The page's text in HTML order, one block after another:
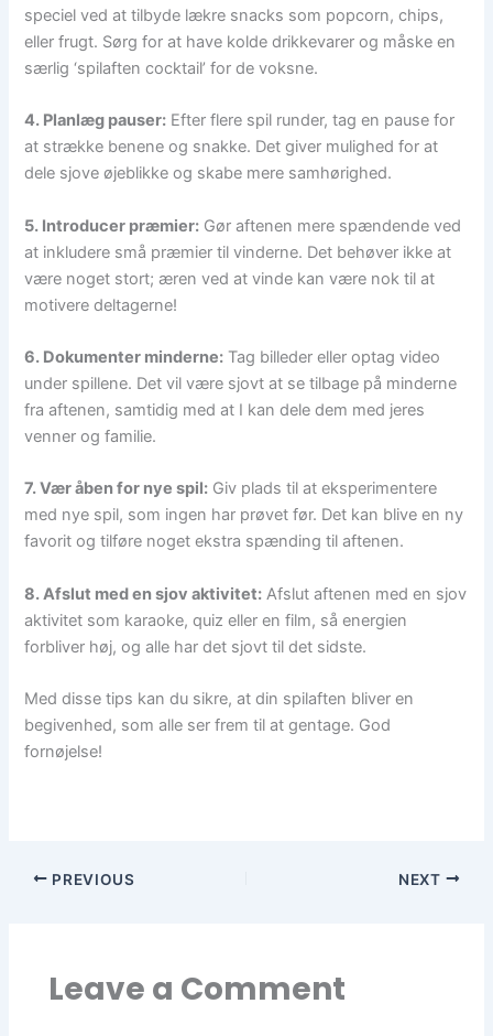
speciel ved at tilbyde lækre snacks som popcorn, chips,
eller frugt. Sørg for at have kolde drikkevarer og måske en
særlig ‘spilaften cocktail’ for de voksne.
4. Planlæg pauser: Efter flere spil runder, tag en pause for
at strække benene og snakke. Det giver mulighed for at
dele sjove øjeblikke og skabe mere samhørighed.
5. Introducer præmier: Gør aftenen mere spændende ved
at inkludere små præmier til vinderne. Det behøver ikke at
være noget stort; æren ved at vinde kan være nok til at
motivere deltagerne!
6. Dokumenter minderne: Tag billeder eller optag video
under spillene. Det vil være sjovt at se tilbage på minderne
fra aftenen, samtidig med at I kan dele dem med jeres
venner og familie.
7. Vær åben for nye spil: Giv plads til at eksperimentere
med nye spil, som ingen har prøvet før. Det kan blive en ny
favorit og tilføre noget ekstra spænding til aftenen.
8. Afslut med en sjov aktivitet: Afslut aftenen med en sjov
aktivitet som karaoke, quiz eller en film, så energien
forbliver høj, og alle har det sjovt til det sidste.
Med disse tips kan du sikre, at din spilaften bliver en
begivenhed, som alle ser frem til at gentage. God
fornøjelse!
PREVIOUS NEXT
Leave a Comment